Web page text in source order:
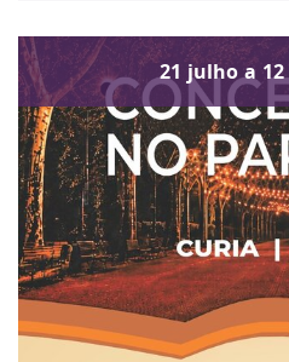
21 julho a 12